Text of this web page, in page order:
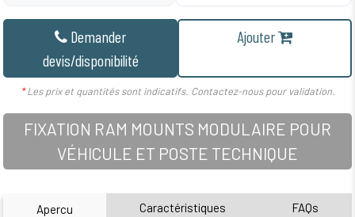
Demander
devis/disponibilité
Ajouter
*Les prix et quantités sont indicatifs. Contactez-nous pour validation.
FIXATION RAM MOUNTS MODULAIRE POUR
VÉHICULE ET POSTE TECHNIQUE
Apercu Caractéristiques FAQs